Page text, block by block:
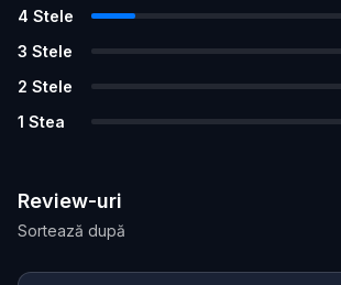
4 Stele
3 Stele
2 Stele
1 Stea
Review-uri
Sortează după